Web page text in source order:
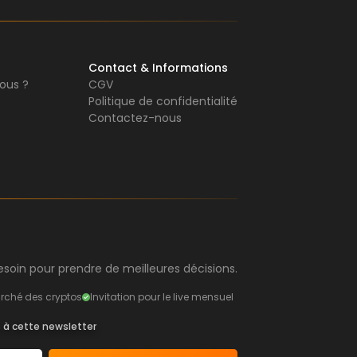
?
Contact & Informations
CGV
Politique de confidentialité
Contactez-nous
pour prendre de meilleures décisions.
des cryptos Invitation pour le live mensuel
à cette newsletter